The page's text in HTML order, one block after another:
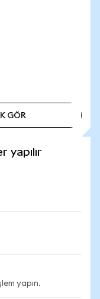
GÖR
yapılır
yapın.